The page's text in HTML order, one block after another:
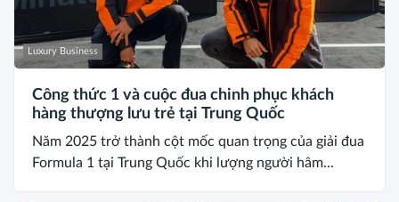
Luxury Business
Công thức 1 và cuộc đua chinh phục khách
hàng thượng lưu trẻ tại Trung Quốc
Năm 2025 trở thành cột mốc quan trọng của giải đua
Formula 1 tại Trung Quốc khi lượng người hâm...